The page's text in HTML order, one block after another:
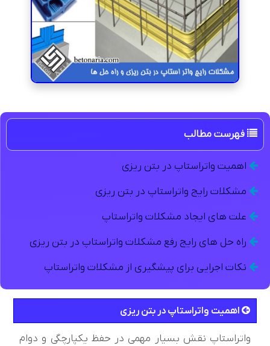
فهرست مطالب
اهمیت واتراستاپ در بتن ریزی
مشکلات رایج واتراستاپ در بتن ریزی
علت های ایجاد مشکلات واتراستاپ
راه حل های رایج رفع مشکلات واتراستاپ در بتن ریزی
نکات اجرایی برای پیشگیری از مشکلات واتراستاپ
اهمیت واتراستاپ در بتن ریزی
واتراستاپ نقش بسیار مهمی در حفظ یکپارچگی و دوام